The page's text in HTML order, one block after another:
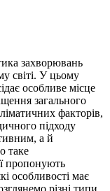
захворювань
світі. У цьому
особливе місце
загального
факторів,
підходу
а й
таке
пропонують
особливості має
різні типи